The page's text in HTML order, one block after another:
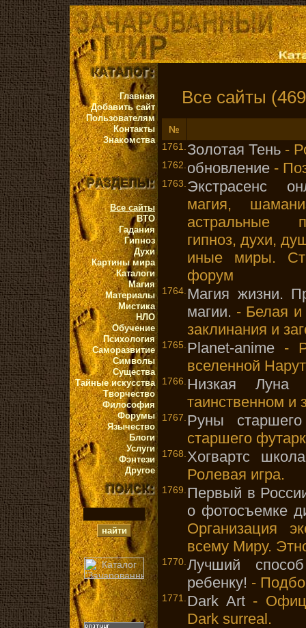
Главная
Добавить сайт
Пользователям
Контакты
Знакомства
Все сайты
ВТО
Гадания
Гипноз
Духи
Картины мира
Каталоги
Магия
Материалы
Мистика
НЛО
Обучение
Психология
Саморазвитие
Символы
Существа
Тайные искусства
Творчество
Философия
Форумы
Язычество
Блоги
Услуги
Фэнтези
Другое
Все сайты
№
1761. Золотая Тень -
1762. обновление -
1763. Экстрасенс
магия,
астральные
гипноз, духи,
иные миры.
форум
1764. Магия жизни.
магии. - Белая и
заклинания и
1765. Planet-anime -
вселенной
1766. Низкая Луна-
таинственном и
1767. Руны
старшего
1768. Хогвартс
Ролевая игра.
1769. Первый в
о фотосъемке
Организация
всему Миру.
1770. Лучший
ребенку! -
1771. Dark Art-
Dark surreal.